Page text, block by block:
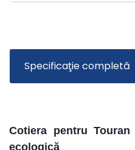
Specificaţie completă
Cotiera pentru
ecologică